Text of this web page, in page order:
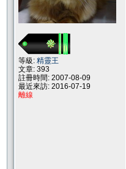
等級: 精靈王
文章: 393
註冊時間: 2007-08-09
最近來訪: 2016-07-19
離線